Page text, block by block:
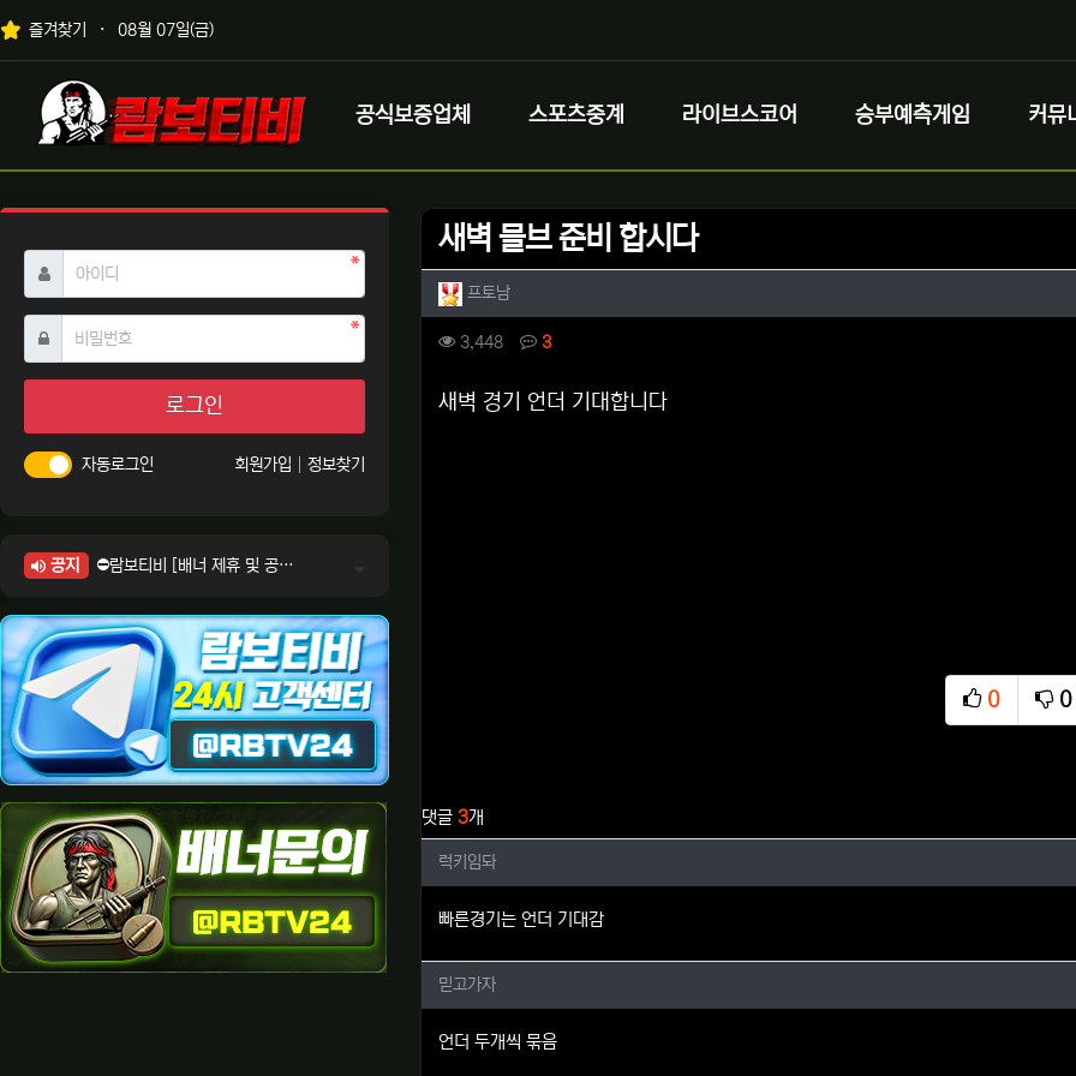
상단 네비
즐겨찾기 08월 07일(금)
메인 메뉴
로고
공식보증업체 스포츠중계 라이브스코어 승부예측게임 커뮤
새벽 믈브 준비 합시다
작성자 정보
프토남작성
컨텐츠 정보
3,448조회 3댓글
본문
새벽 경기 언더 기대합니다
0
추천
0
비
댓글 3개
럭키임돠님의 댓글
럭키임돠
빠른경기는 언더 기대감
믿고가자님의 댓글
믿고가자
언더 두개씩 묶음
아이디 필수
비밀번호필수
로그인
자동로그인 회원가입 정보찾기
공지
⛔람보티비 [배너 제휴 및 공식 입점 문의 안내]
⛔람보티비 [정회원 등급UP! 안내사항]
⛔람보티비 [채팅방 이용시 주의사항]
⛔람보티비 [공식보증업체 안내]